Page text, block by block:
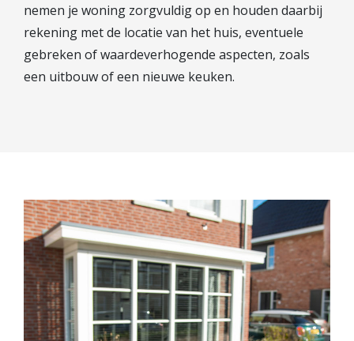
nemen je woning zorgvuldig op en houden daarbij
rekening met de locatie van het huis, eventuele
gebreken of waardeverhogende aspecten, zoals
een uitbouw of een nieuwe keuken.